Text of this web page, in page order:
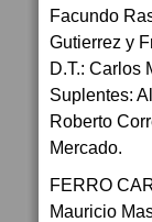
Facundo
Gutierrez y
D.T.: Carlos
Suplentes:
Roberto
Mercado.
FERRO
Mauricio